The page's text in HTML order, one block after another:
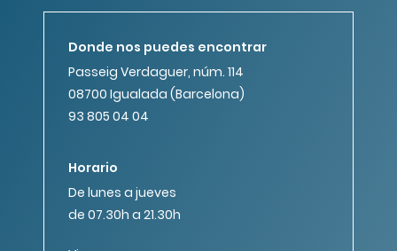
Donde nos puedes encontrar
Passeig Verdaguer, núm. 114
08700 Igualada (Barcelona)
93 805 04 04
Horario
De lunes a jueves
de 07.30h a 21.30h